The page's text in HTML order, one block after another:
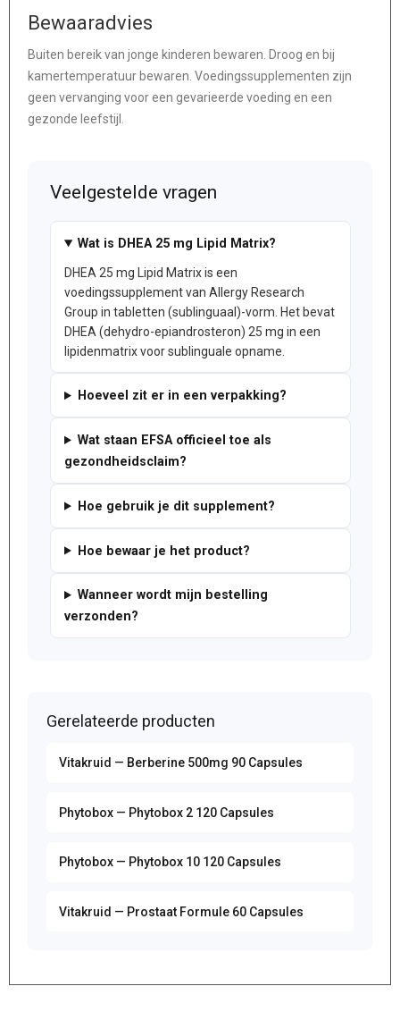
Bewaaradvies
Buiten bereik van jonge kinderen bewaren. Droog en bij
kamertemperatuur bewaren. Voedingssupplementen zijn
geen vervanging voor een gevarieerde voeding en een
gezonde leefstijl.
Veelgestelde vragen
Wat is DHEA 25 mg Lipid Matrix?
DHEA 25 mg Lipid Matrix is een
voedingssupplement van Allergy Research
Group in tabletten (sublinguaal)-vorm. Het bevat
DHEA (dehydro-epiandrosteron) 25 mg in een
lipidenmatrix voor sublinguale opname.
Hoeveel zit er in een verpakking?
Wat staan EFSA officieel toe als
gezondheidsclaim?
Hoe gebruik je dit supplement?
Hoe bewaar je het product?
Wanneer wordt mijn bestelling
verzonden?
Gerelateerde producten
Vitakruid — Berberine 500mg 90 Capsules
Phytobox — Phytobox 2 120 Capsules
Phytobox — Phytobox 10 120 Capsules
Vitakruid — Prostaat Formule 60 Capsules